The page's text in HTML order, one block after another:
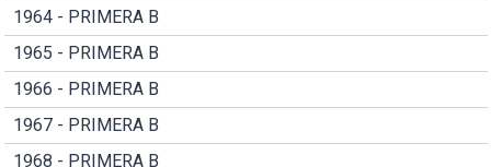
1964 - PRIMERA B
1965 - PRIMERA B
1966 - PRIMERA B
1967 - PRIMERA B
1968 - PRIMERA B